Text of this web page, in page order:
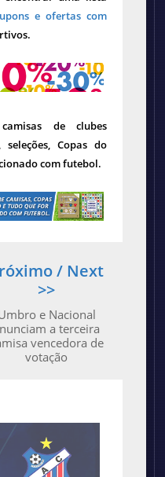
e ofertas com
de clubes
seleções, Copas do
com futebol.
/ Next
>>
e Nacional
a terceira
vencedora de
votação